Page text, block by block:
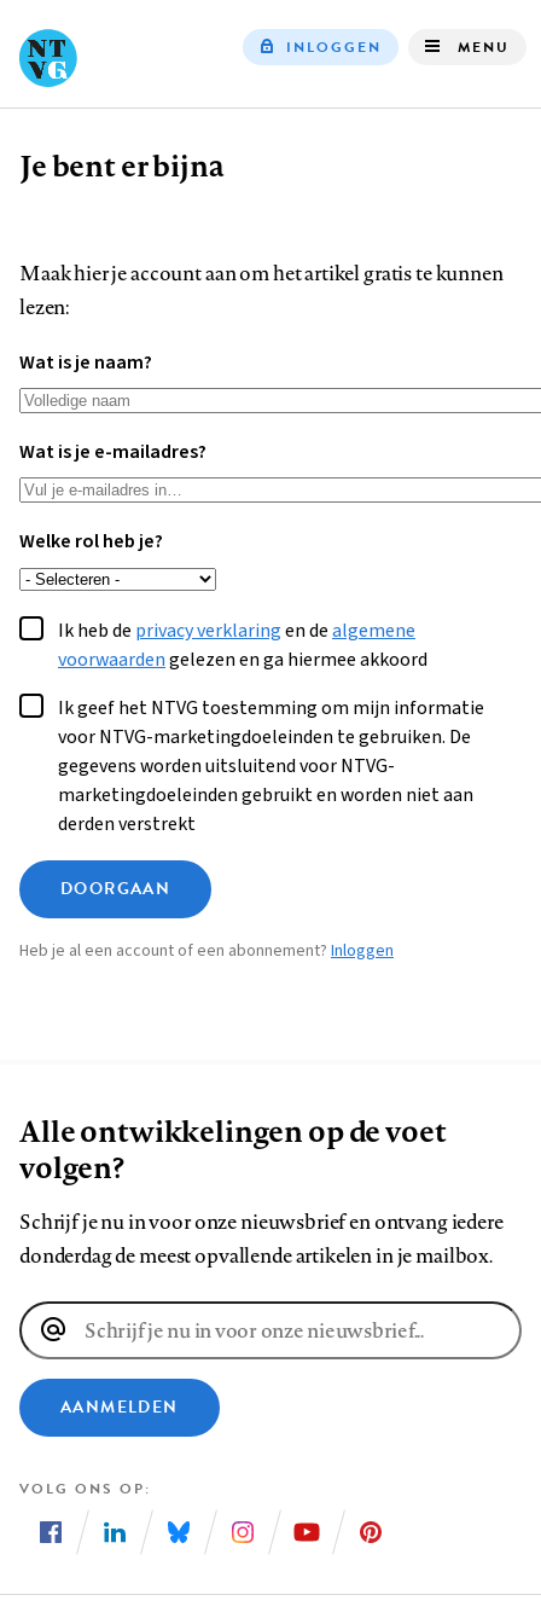
INLOGGEN MENU
Kruimelpad
Je bent er bijna
Maak hier je account aan om het artikel gratis te kunnen
lezen:
Wat is je naam?
Wat is je e-mailadres?
Welke rol heb je?
Ik heb de privacy verklaringen dealgemene
voorwaardengelezen en ga hiermee akkoord
Ik geef het NTVG toestemming om mijn informatie
voor NTVG-marketingdoeleinden te gebruiken. De
gegevens worden uitsluitend voor NTVG-
marketingdoeleinden gebruikt en worden niet aan
derden verstrekt
DOORGAAN
Heb je al een account of een abonnement? Inloggen
Alle ontwikkelingen op de voet
volgen?
Schrijf je nu in voor onze nieuwsbrief en ontvang iedere
donderdag de meest opvallende artikelen in je mailbox.
E-
mailadres
AANMELDEN
VOLG ONS OP
ons
ons
ons
ons
ons
ons